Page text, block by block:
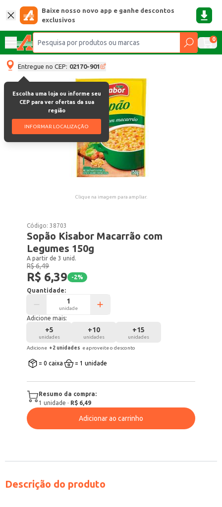
Baixe nosso novo app e ganhe descontos
exclusivos
0
Entregue no CEP: 02170-901
Escolha uma loja ou informe seu
CEP para ver ofertas da sua
região
INFORMAR LOCALIZAÇÃO
Clique na imagem para ampliar.
Código:38703
Sopão Kisabor Macarrão com
Legumes 150g
A partir de 3 unid.
R$ 6,49
R$ 6,39 -2%
Quantidade:
unidade
Adicione mais:
+5
unidades
+10
unidades
+15
unidades
Adicione +2 unidades e aproveite o desconto
= 0 caixa = 1 unidade
Resumo da compra:
1 unidade · R$ 6,49
Adicionar ao carrinho
Descrição do produto